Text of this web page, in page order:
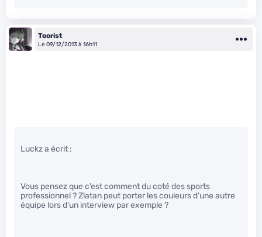
Toorist
Le 09/12/2013 à 16h11
Luckz a écrit :
Vous pensez que c’est comment du coté des sports
professionnel ? Zlatan peut porter les couleurs d’une autre
équipe lors d’un interview par exemple ?